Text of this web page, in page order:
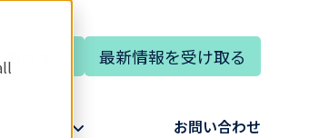
談する 最新情報を受け取る
について​ お問い合わせ​